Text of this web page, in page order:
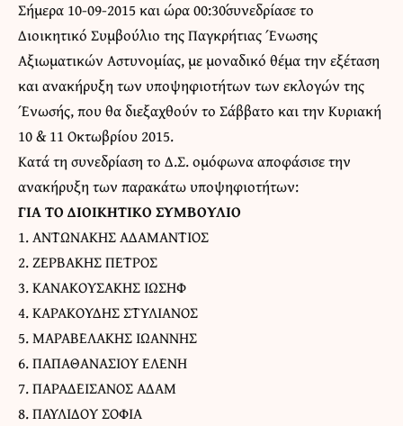
Σήμερα 10-09-2015 και ώρα 00:30΄συνεδρίασε το
Διοικητικό Συμβούλιο της Παγκρήτιας Ένωσης
Αξιωματικών Αστυνομίας, με μοναδικό θέμα την εξέταση
και ανακήρυξη των υποψηφιοτήτων των εκλογών της
Ένωσής, που θα διεξαχθούν το Σάββατο και την Κυριακή
10 & 11 Οκτωβρίου 2015.
Κατά τη συνεδρίαση το Δ.Σ. ομόφωνα αποφάσισε την
ανακήρυξη των παρακάτω υποψηφιοτήτων:
ΓΙΑ ΤΟ ΔΙΟΙΚΗΤΙΚΟ ΣΥΜΒΟΥΛΙΟ
1. ΑΝΤΩΝΑΚΗΣ ΑΔΑΜΑΝΤΙΟΣ
2. ΖΕΡΒΑΚΗΣ ΠΕΤΡΟΣ
3. ΚΑΝΑΚΟΥΣΑΚΗΣ ΙΩΣΗΦ
4. ΚΑΡΑΚΟΥΔΗΣ ΣΤΥΛΙΑΝΟΣ
5. ΜΑΡΑΒΕΛΑΚΗΣ ΙΩΑΝΝΗΣ
6. ΠΑΠΑΘΑΝΑΣΙΟΥ ΕΛΕΝΗ
7. ΠΑΡΑΔΕΙΣΑΝΟΣ ΑΔΑΜ
8. ΠΑΥΛΙΔΟΥ ΣΟΦΙΑ